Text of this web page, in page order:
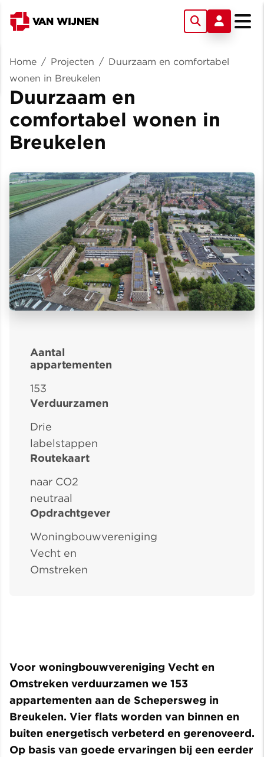
Home / Projecten / Duurzaam en comfortabel
wonen in Breukelen
Duurzaam en
comfortabel wonen in
Breukelen
Aantal
appartementen
153
Verduurzamen
Drie
labelstappen
Routekaart
naar CO2
neutraal
Opdrachtgever
Woningbouwvereniging
Vecht en
Omstreken
Voor woningbouwvereniging Vecht en
Omstreken verduurzamen we 153
appartementen aan de Schepersweg in
Breukelen. Vier flats worden van binnen en
buiten energetisch verbeterd en gerenoveerd.
Op basis van goede ervaringen bij een eerder